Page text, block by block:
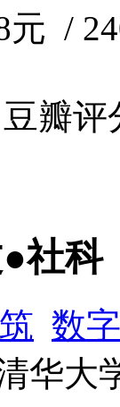
元 /
瓣
社科
数
华大